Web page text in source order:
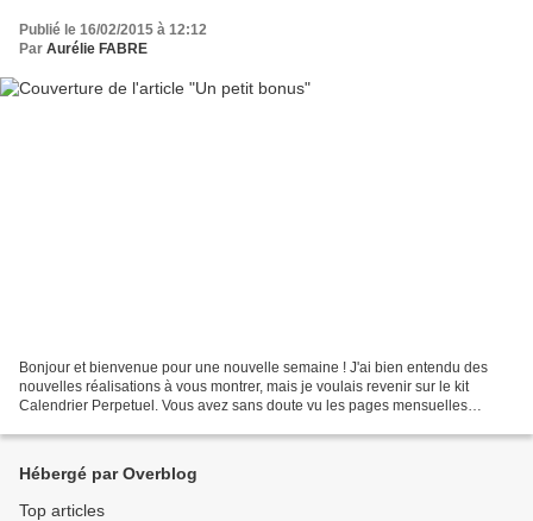
Publié le 16/02/2015 à 12:12
Par Aurélie FABRE
Bonjour et bienvenue pour une nouvelle semaine ! J'ai bien entendu des
nouvelles réalisations à vous montrer, mais je voulais revenir sur le kit
Calendrier Perpetuel. Vous avez sans doute vu les pages mensuelles
Hébergé par Overblog
Top articles